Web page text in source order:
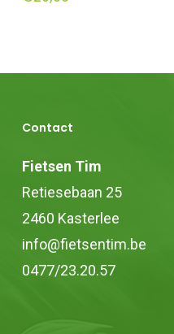
Contact
Fietsen Tim
Retiesebaan 25
2460 Kasterlee
info@fietsentim.be
0477/23.20.57